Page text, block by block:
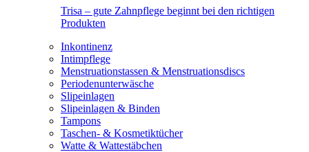
Trisa – gute Zahnpflege beginnt bei den richtigen
Produkten
Inkontinenz
Intimpflege
Menstruationstassen & Menstruationsdiscs
Periodenunterwäsche
Slipeinlagen
Slipeinlagen & Binden
Tampons
Taschen- & Kosmetiktücher
Watte & Wattestäbchen